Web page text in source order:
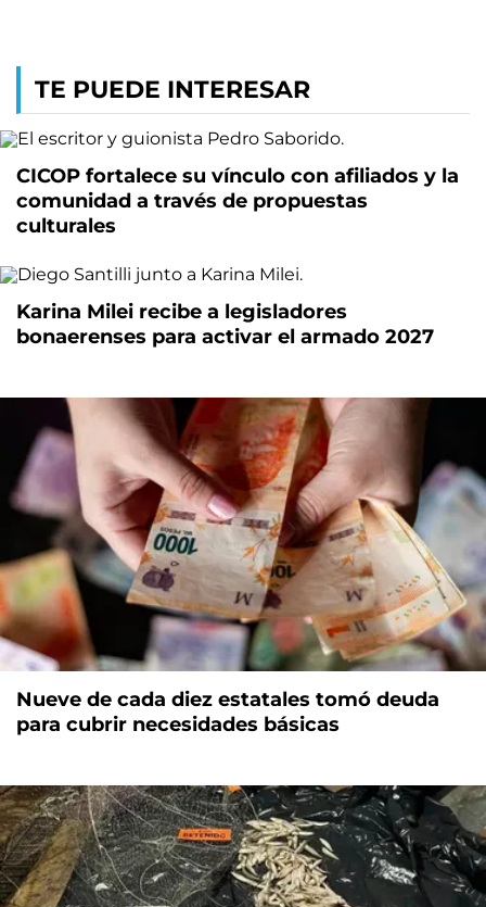
TE PUEDE INTERESAR
CICOP fortalece su vínculo con afiliados y la
comunidad a través de propuestas
culturales
Karina Milei recibe a legisladores
bonaerenses para activar el armado 2027
Nueve de cada diez estatales tomó deuda
para cubrir necesidades básicas